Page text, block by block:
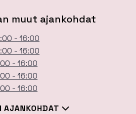
muut ajankohdat
- 16:00
- 16:00
- 16:00
- 16:00
- 16:00
AJANKOHDAT